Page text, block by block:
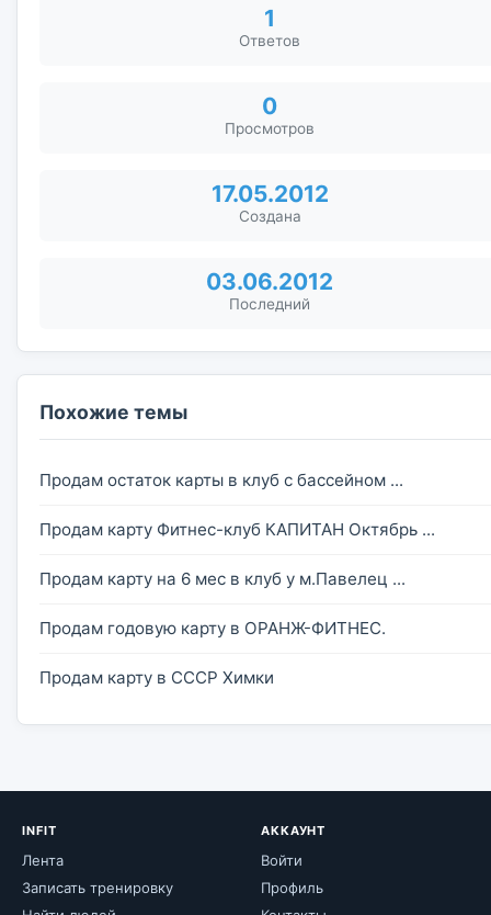
1
Ответов
0
Просмотров
17.05.2012
Создана
03.06.2012
Последний
Похожие темы
Продам остаток карты в клуб с бассейном ...
Продам карту Фитнес-клуб КАПИТАН Октябрь ...
Продам карту на 6 мес в клуб у м.Павелец ...
Продам годовую карту в ОРАНЖ-ФИТНЕС.
Продам карту в СССР Химки
INFIT
Лента
Записать тренировку
АККАУНТ
Войти
Профиль